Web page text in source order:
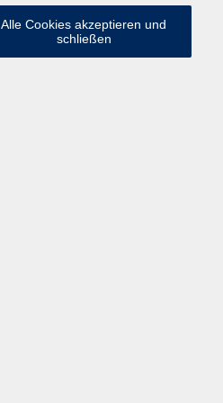
Alle Cookies akzeptieren und
schließen